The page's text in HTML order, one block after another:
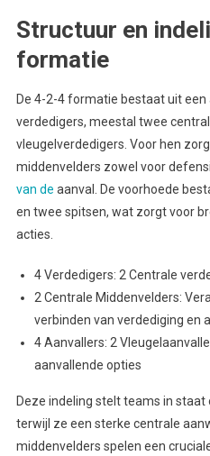
Structuur en
formatie
De 4-2-4 formatie bestaat uit
verdedigers, meestal twee
vleugelverdedigers. Voor hen
middenvelders zowel voor
van de aanval. De voorhoede
en twee spitsen, wat zorgt voor
acties.
4 Verdedigers: 2 Centrale
2 Centrale Middenvelders:
verbinden van verdediging en
4 Aanvallers: 2
aanvallende opties
Deze indeling stelt teams in
terwijl ze een sterke centrale
middenvelders spelen een